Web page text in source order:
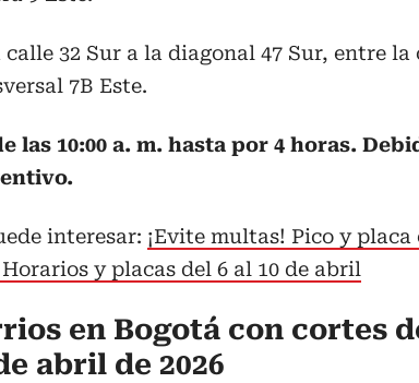
calle 32 Sur a la diagonal 47 Sur, entre la
7B Este.
las 10:00 a. m. hasta por 4 horas.
interesar: ¡Evite multas! Pico y
y placas del 6 al 10 de abril
en Bogotá con cortes
abril de 2026